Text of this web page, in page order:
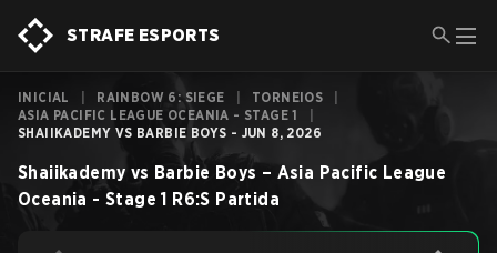
STRAFE ESPORTS
INICIAL RAINBOW 6: SIEGE TORNEIOS
ASIA PACIFIC LEAGUE OCEANIA - STAGE 1
SHAIIKADEMY VS BARBIE BOYS - JUN 8, 2026
Shaiikademy vs Barbie Boys – Asia Pacific League
Oceania - Stage 1 R6:S Partida